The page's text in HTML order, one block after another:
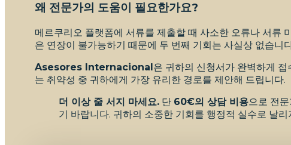
왜 전문가의 도움이 필요한가요?
메르쿠리오 플랫폼에 서류를 제출할 때 사소한 오류나 서류
은 연장이 불가능하기 때문에 두 번째 기회는 사실상 없습니
Asesores Internacional은 귀하의 신청서가 완벽하게
는 취약성 중 귀하에게 가장 유리한 경로를 제안해 드립니다.
더 이상 줄 서지 마세요. 단 60€의 상담 비용으로 전
기 바랍니다. 귀하의 소중한 기회를 행정적 실수로 날리